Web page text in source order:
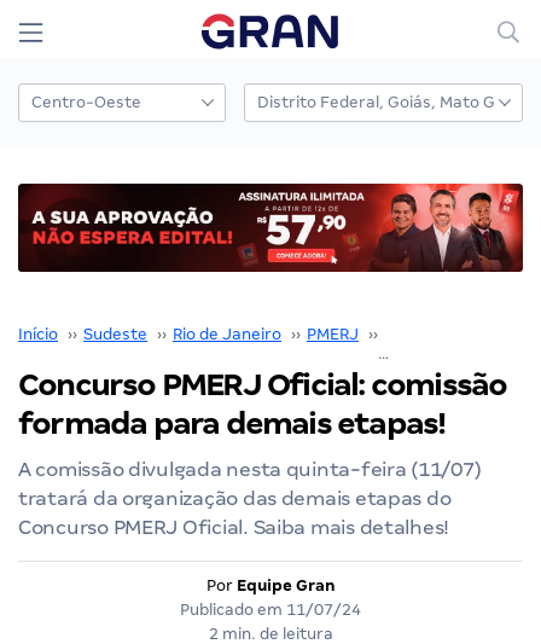
Início ›› Sudeste ›› Rio de Janeiro ›› PMERJ ››
Concurso PMERJ Oficial: comissão
formada para demais etapas!
A comissão divulgada nesta quinta-feira (11/07)
tratará da organização das demais etapas do
Concurso PMERJ Oficial. Saiba mais detalhes!
Por Equipe Gran
Publicado em 11/07/24
2 min. de leitura